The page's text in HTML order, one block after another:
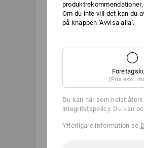
Om du inte vill det kan du
på knappen 'Avvisa alla'.
(Pris exkl.
Du kan när som helst
integritetspolicy. Du kan
Ytterligare information se